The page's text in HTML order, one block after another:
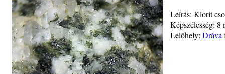
Leírás: Klorit
Képszélesség:
Lelőhely: Dráva